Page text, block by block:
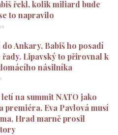
řekl, kolik miliard bude
to napravilo
Ankary, Babiš ho posadí
řady. Lipavský to přirovnal k
násilníka
letí na summit NATO jako
premiéra. Eva Pavlová musí
Hrad marně prosil